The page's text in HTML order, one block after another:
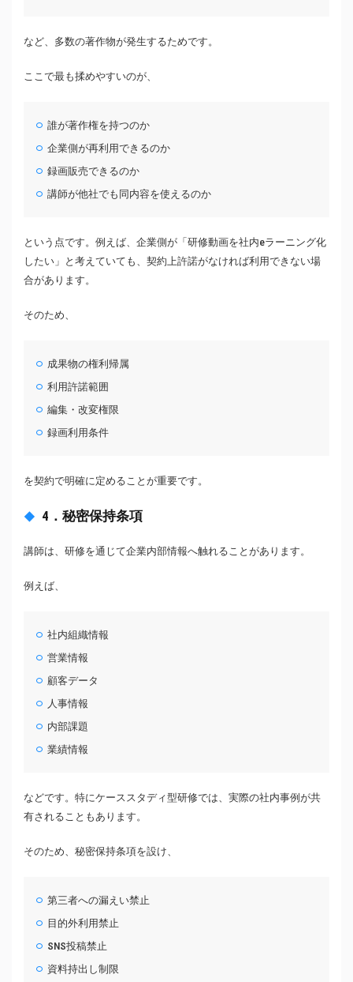
など、多数の著作物が発生するためです。
ここで最も揉めやすいのが、
誰が著作権を持つのか
企業側が再利用できるのか
録画販売できるのか
講師が他社でも同内容を使えるのか
という点です。例えば、企業側が「研修動画を社内eラーニング化
したい」と考えていても、契約上許諾がなければ利用できない場
合があります。
そのため、
成果物の権利帰属
利用許諾範囲
編集・改変権限
録画利用条件
を契約で明確に定めることが重要です。
4．秘密保持条項
講師は、研修を通じて企業内部情報へ触れることがあります。
例えば、
社内組織情報
営業情報
顧客データ
人事情報
内部課題
業績情報
などです。特にケーススタディ型研修では、実際の社内事例が共
有されることもあります。
そのため、秘密保持条項を設け、
第三者への漏えい禁止
目的外利用禁止
SNS投稿禁止
資料持出し制限